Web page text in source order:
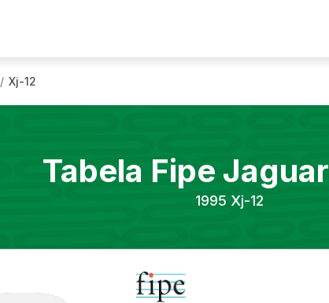
/ Xj-12
Tabela Fipe Jaguar
1995 Xj-12